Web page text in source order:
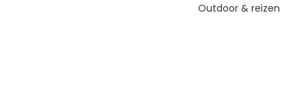
Outdoor & reizen